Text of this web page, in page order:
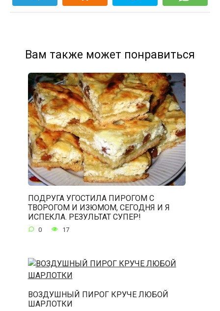
Вам также может понравиться
ПОДРУГА УГОСТИЛА ПИРОГОМ С
ТВОРОГОМ И ИЗЮМОМ, СЕГОДНЯ И Я
ИСПЕКЛА. РЕЗУЛЬТАТ СУПЕР!
0 17
ВОЗДУШНЫЙ ПИРОГ КРУЧЕ ЛЮБОЙ
ШАРЛОТКИ